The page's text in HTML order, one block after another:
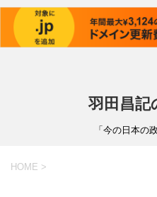
羽田昌記
「今の日本の
HOME >